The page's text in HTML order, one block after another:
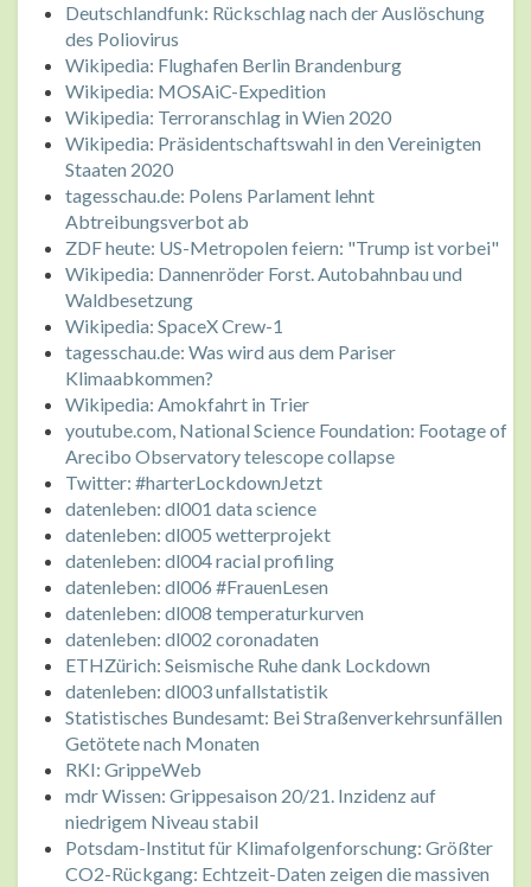
Deutschlandfunk: Rückschlag nach der Auslöschung
des Poliovirus
Wikipedia: Flughafen Berlin Brandenburg
Wikipedia: MOSAiC-Expedition
Wikipedia: Terroranschlag in Wien 2020
Wikipedia: Präsidentschaftswahl in den Vereinigten
Staaten 2020
tagesschau.de: Polens Parlament lehnt
Abtreibungsverbot ab
ZDF heute: US-Metropolen feiern: "Trump ist vorbei"
Wikipedia: Dannenröder Forst. Autobahnbau und
Waldbesetzung
Wikipedia: SpaceX Crew-1
tagesschau.de: Was wird aus dem Pariser
Klimaabkommen?
Wikipedia: Amokfahrt in Trier
youtube.com, National Science Foundation: Footage of
Arecibo Observatory telescope collapse
Twitter: #harterLockdownJetzt
datenleben: dl001 data science
datenleben: dl005 wetterprojekt
datenleben: dl004 racial profiling
datenleben: dl006 #FrauenLesen
datenleben: dl008 temperaturkurven
datenleben: dl002 coronadaten
ETHZürich: Seismische Ruhe dank Lockdown
datenleben: dl003 unfallstatistik
Statistisches Bundesamt: Bei Straßenverkehrsunfällen
Getötete nach Monaten
RKI: GrippeWeb
mdr Wissen: Grippesaison 20/21. Inzidenz auf
niedrigem Niveau stabil
Potsdam-Institut für Klimafolgenforschung: Größter
CO2-Rückgang: Echtzeit-Daten zeigen die massiven